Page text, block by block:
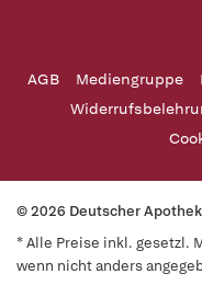
AGB Mediengruppe
© 2026 Deutscher
* Alle Preise inkl. gesetzl.
wenn nicht anders